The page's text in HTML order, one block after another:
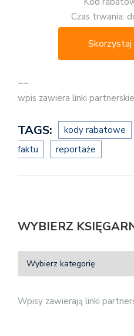
Czas trwania:
Skorzystaj
~~
wpis zawiera linki
TAGS: kody rabatowe
faktu
reportaże
WYBIERZ
Wpisy zawierają linki